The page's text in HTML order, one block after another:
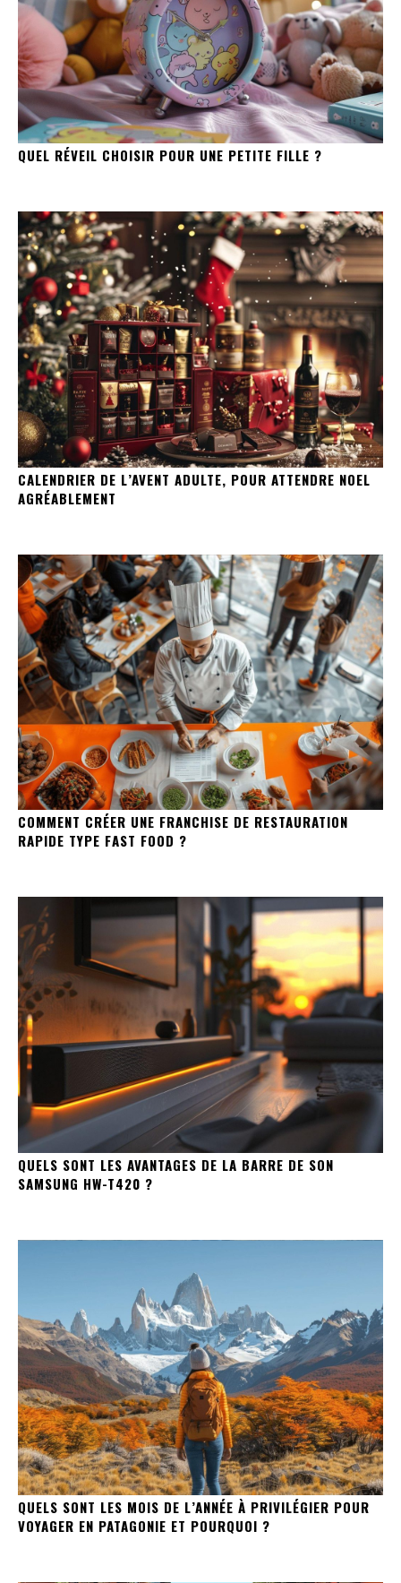
QUEL RÉVEIL CHOISIR POUR UNE PETITE FILLE ?
CALENDRIER DE L’AVENT ADULTE, POUR ATTENDRE NOEL
AGRÉABLEMENT
COMMENT CRÉER UNE FRANCHISE DE RESTAURATION
RAPIDE TYPE FAST FOOD ?
QUELS SONT LES AVANTAGES DE LA BARRE DE SON
SAMSUNG HW-T420 ?
QUELS SONT LES MOIS DE L’ANNÉE À PRIVILÉGIER POUR
VOYAGER EN PATAGONIE ET POURQUOI ?